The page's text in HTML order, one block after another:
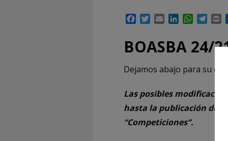
Facebook
TwitterEmailLinkedIn
BOASBA
Dejamos abajo para su
Las posibles
hasta la publicación del
“Competiciones”.